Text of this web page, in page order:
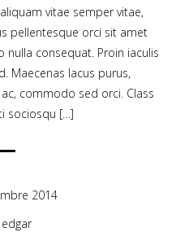
vitae semper vitae,
pellentesque orci sit amet
consequat. Proin iaculis
Maecenas lacus purus,
commodo sed orci. Class
sociosqu […]
2014
edgar